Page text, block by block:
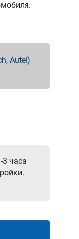
Autel)
3 часа